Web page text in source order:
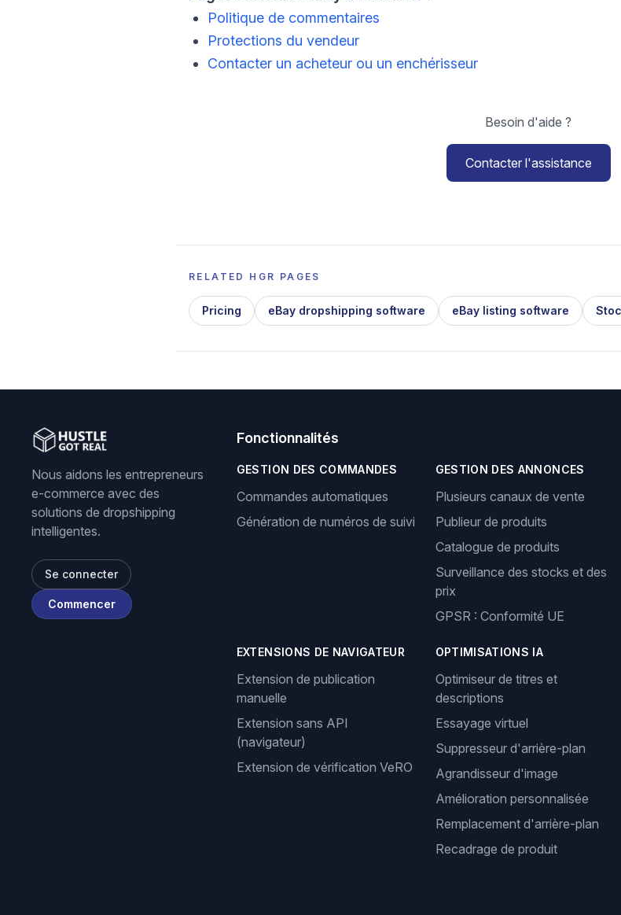
Politique de commentaires
Protections du vendeur
Contacter un acheteur ou un enchérisseur
Besoin d'aide ?
Contacter l'assistance
RELATED HGR PAGES
Pricing eBay dropshipping software eBay listing software
Nous aidons les entrepreneurs
e-commerce avec des
solutions de dropshipping
intelligentes.
Se connecter
Commencer
Fonctionnalités
GESTION DES COMMANDES
Commandes automatiques
Génération de numéros de suivi
GESTION DES ANNONCES
Plusieurs canaux de vente
Publieur de produits
Catalogue de produits
Surveillance des stocks et des
prix
GPSR : Conformité UE
EXTENSIONS DE NAVIGATEUR
Extension de publication
manuelle
Extension sans API
(navigateur)
Extension de vérification VeRO
OPTIMISATIONS IA
Optimiseur de titres et
descriptions
Essayage virtuel
Suppresseur d'arrière-plan
Agrandisseur d'image
Amélioration personnalisée
Remplacement d'arrière-plan
Recadrage de produit